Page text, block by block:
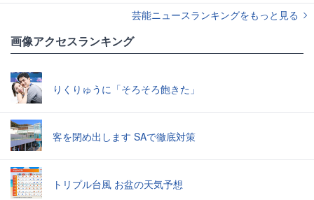
芸能ニュースランキングをもっと見る
画像アクセスランキング
りくりゅうに「そろそろ飽きた」
客を閉め出します SAで徹底対策
トリプル台風 お盆の天気予想